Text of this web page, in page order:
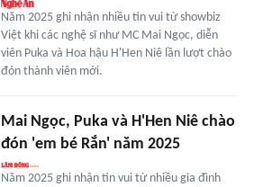
Năm 2025 ghi nhận nhiều tin vui từ showbiz
Việt khi các nghệ sĩ như MC Mai Ngọc, diễn
viên Puka và Hoa hậu H'Hen Niê lần lượt chào
đón thành viên mới.
Mai Ngọc, Puka và H'Hen Niê chào
đón 'em bé Rắn' năm 2025
Năm 2025 ghi nhận tin vui từ nhiều gia đình